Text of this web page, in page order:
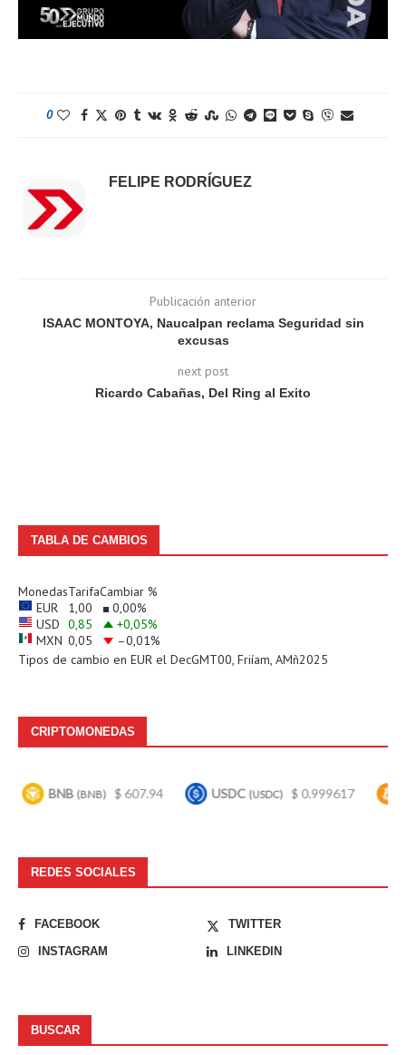
0
FELIPE RODRÍGUEZ
Publicación anterior
ISAAC MONTOYA, Naucalpan reclama Seguridad sin
excusas
next post
Ricardo Cabañas, Del Ring al Exito
TABLA DE CAMBIOS
MonedasTarifaCambiar %
EUR
1,00 0,00%
USD 0,85 +0,05%
MXN 0,05 –0,01%
Tipos de cambio en EUR el DecGMT00, Friíam, AMñ2025
CRIPTOMONEDAS
BNB (BNB) $ 607.94 USDC(USDC) $ 0.999617
REDES SOCIALES
FACEBOOK
TWITTER
INSTAGRAM
LINKEDIN
BUSCAR